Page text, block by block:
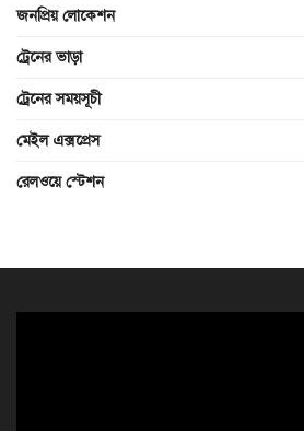
জনপ্রিয় লোকেশন
ট্রেনের ভাড়া
ট্রেনের সময়সূচী
মেইল এক্সপ্রেস
রেলওয়ে স্টেশন